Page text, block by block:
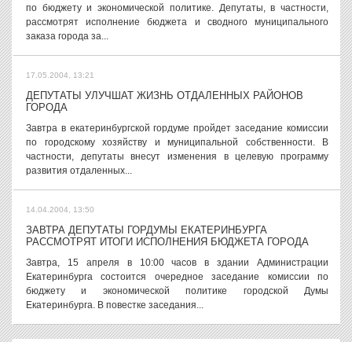
по бюджету и экономической политике. Депутаты, в частности,
рассмотрят исполнение бюджета и сводного муниципального
заказа города за...
17.05.2004, 13:21
ДЕПУТАТЫ УЛУЧШАТ ЖИЗНЬ ОТДАЛЕННЫХ РАЙОНОВ
ГОРОДА
Завтра в екатеринбургской гордуме пройдет заседание комиссии
по городскому хозяйству и муниципальной собственности. В
частности, депутаты внесут изменения в целевую программу
развития отдаленных...
14.04.2004, 13:50
ЗАВТРА ДЕПУТАТЫ ГОРДУМЫ ЕКАТЕРИНБУРГА
РАССМОТРЯТ ИТОГИ ИСПОЛНЕНИЯ БЮДЖЕТА ГОРОДА
Завтра, 15 апреля в 10:00 часов в здании Администрации
Екатеринбурга состоится очередное заседание комиссии по
бюджету и экономической политике городской Думы
Екатеринбурга. В повестке заседания...